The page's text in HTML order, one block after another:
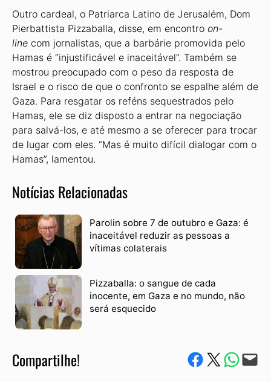
Outro cardeal, o Patriarca Latino de Jerusalém, Dom
Pierbattista Pizzaballa, disse, em encontro on-
line com jornalistas, que a barbárie promovida pelo
Hamas é “injustificável e inaceitável”. Também se
mostrou preocupado com o peso da resposta de
Israel e o risco de que o confronto se espalhe além de
Gaza. Para resgatar os reféns sequestrados pelo
Hamas, ele se diz disposto a entrar na negociação
para salvá-los, e até mesmo a se oferecer para trocar
de lugar com eles. “Mas é muito difícil dialogar com o
Hamas”, lamentou.
Notícias Relacionadas
Parolin sobre 7 de outubro e Gaza: é
inaceitável reduzir as pessoas a
vítimas colaterais
Pizzaballa: o sangue de cada
inocente, em Gaza e no mundo, não
será esquecido
Compartilhe! Compartilhe no Facebook
Compartilhe no Twitter
Compartile via
Envie via e-mail